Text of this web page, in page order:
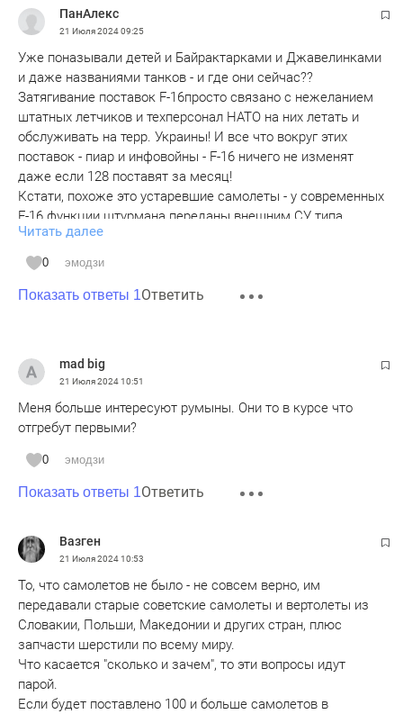
ПанАлекс
21 Июля 202409:25
Уже поназывали детей и Байрактарками и Джавелинками
и даже названиями танков - и где они сейчас??
Затягивание поставок F-16просто связано с нежеланием
штатных летчиков и техперсонал НАТО на них летать и
обслуживать на терр. Украины! И все что вокруг этих
поставок - пиар и инфовойны - F-16 ничего не изменят
даже если 128 поставят за месяц!
Кстати, похоже это устаревшие самолеты - у современных
F-16 функции штурмана переданы внешним СУ типа
самолета АВАКС. Такой F-16 сбивал российский самолет в
Турции/Сирии - пилот даже не знал, где он находился и
"штурман" с самолета США над Грецией ошибочно/
умышленно показал, что над Турцией!
под стандарты НАТО и переданные ВСУ в 2022-23гг!
Вообще то вся "советская" военная техника, поставленная
европейского крыла НАТО и заменить теперь нечем! И
для такой войны она намного эффективнее распиаренной
"высокотехнологической рухляди"! К которой можно
опаснее и надежнее. Потому на Украину - старье, чего не
сотню новых и модернизацию сотни старых F-16!.
Читать далее
0 эмодзи
Показать ответы 1Ответить
mad big
21 Июля 202410:51
Меня больше интересуют румыны. Они то в курсе что
отгребут первыми?
0 эмодзи
Показать ответы 1Ответить
Вазген
21 Июля 202410:53
То, что самолетов не было - не совсем верно, им
передавали старые советские самолеты и вертолеты из
Словакии, Польши, Македонии и других стран, плюс
запчасти шерстили по всему миру.
Что касается "сколько и зачем", то эти вопросы идут
парой.
Если будет поставлено 100 и больше самолетов в